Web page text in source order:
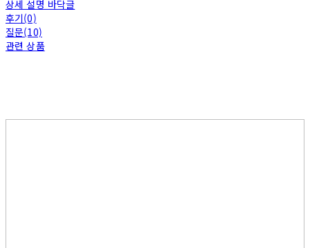
상세 설명 바닥글
후기(0)
질문(10)
관련 상품